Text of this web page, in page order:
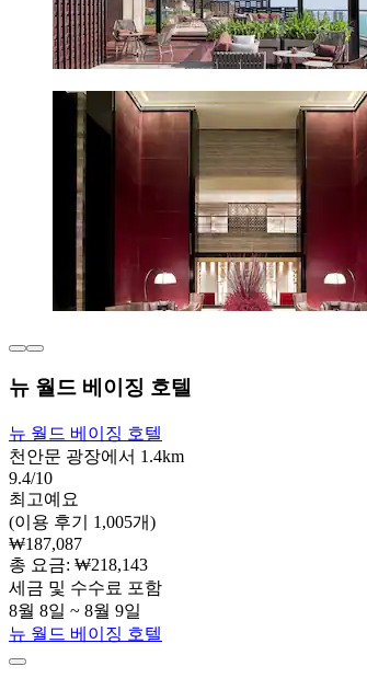
뉴 월드 베이징 호텔
뉴 월드 베이징 호텔
천안문 광장에서 1.4km
9.4/10
최고예요
(이용 후기 1,005개)
₩187,087
총 요금: ₩218,143
세금 및 수수료 포함
8월 8일 ~ 8월 9일
뉴 월드 베이징 호텔